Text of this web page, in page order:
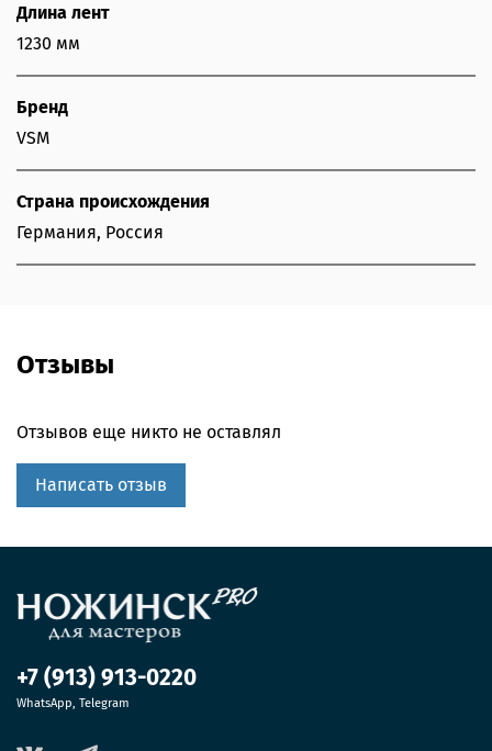
Длина лент
1230 мм
Бренд
VSM
Страна происхождения
Германия, Россия
Отзывы
Отзывов еще никто не оставлял
Написать отзыв
+7 (913) 913-0220
WhatsApp, Telegram